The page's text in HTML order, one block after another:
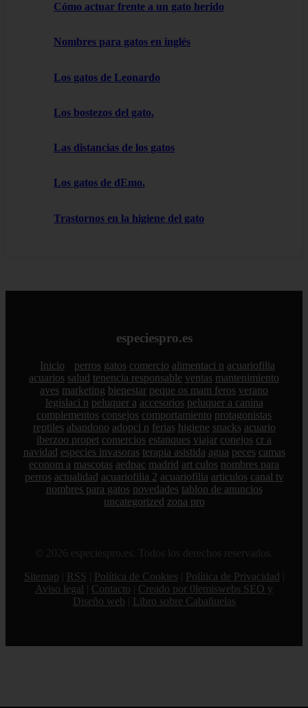
Cómo actuar frente a un gato herido
Nombres para gatos en inglés
Los gatos de Leonardo
Los bostezos del gato.
Las distancias de los gatos
Los gatos de dEmo.
Trastornos en la higiene del gato
especiespro.es
Inicio perros gatos comercio alimentaci n acuariofilia
acuarios salud tenencia responsable ventas mantenimiento
aves marketing bienestar peque os mam feros verano
legislaci n peluquer a accesorios peluquer a canina
complementos consejos comportamiento protagonistas
reptiles abandono adopci n ferias higiene snacks acuario
iberzoo propet comercios estanques viajar conejos cr a
navidad especies invasoras terapia asistida agua peces camas
econom a mascotas aedpac madrid art culos nombres para
perros actualidad acuariofilia 2 acuariofilia articulos canal tv
nombres para gatos novedades tablon de anuncios
uncategorized zona pro
© 2026 especiespro.es. Todos los derechos reservados.
Sitemap
RSS Política de Cookies Política de Privacidad
Aviso legal
Contacto
Creado por 0lemiswebs SEO y
Diseño web
Libro sobre Cabañuelas